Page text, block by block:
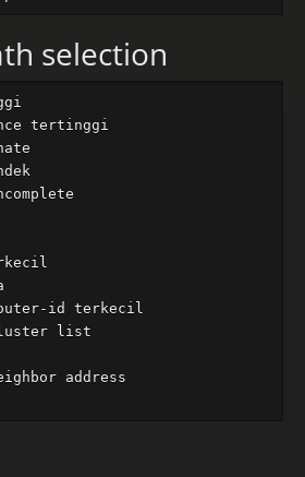
selection
tertinggi
id terkecil
list
address